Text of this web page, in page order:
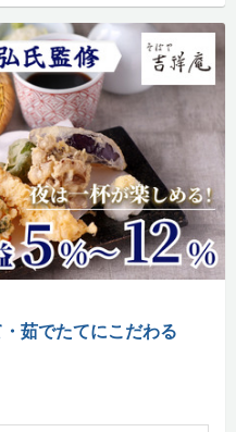
茹でたてにこだわる